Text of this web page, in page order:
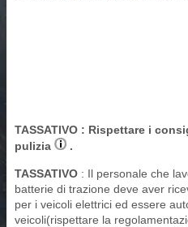
TASSATIVO : Rispettare i
pulizia
.
TASSATIVO : Il personale che
batterie di trazione deve aver
per i veicoli elettrici ed essere
veicoli(rispettare la